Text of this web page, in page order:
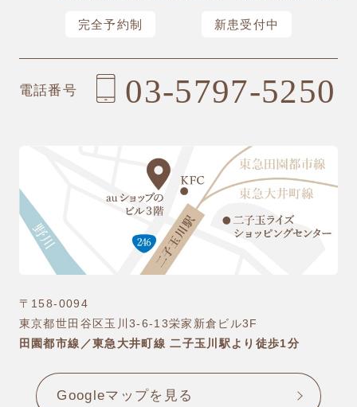
完全予約制 新患受付中
電話番号 03-5797-5250
〒158-0094
東京都世田谷区玉川3-6-13栄家新倉ビル3F
田園都市線／東急大井町線 二子玉川駅より徒歩1分
Googleマップを見る